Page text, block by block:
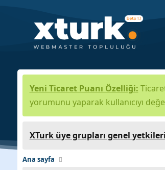
Yeni Ticaret Puanı Özelliği:
yorumunu yaparak kullanıcıyı
XTurk üye grupları genel yetkileri
Ana sayfa